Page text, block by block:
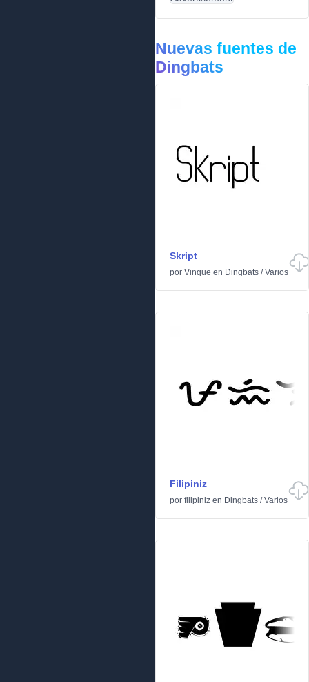
Nuevas fuentes de
Dingbats
Skript
por Vinque en Dingbats /Varios
Filipiniz
por filipiniz en Dingbats /Varios